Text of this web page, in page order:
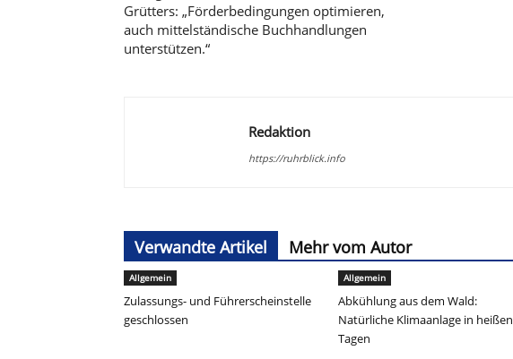
Grütters: „Förderbedingungen optimieren,
auch mittelständische Buchhandlungen
unterstützen.“
Redaktion
https://ruhrblick.info
Verwandte Artikel Mehr vom Autor
Allgemein
Zulassungs- und Führerscheinstelle
geschlossen
Allgemein
Abkühlung aus dem Wald:
Natürliche Klimaanlage in heißen
Tagen